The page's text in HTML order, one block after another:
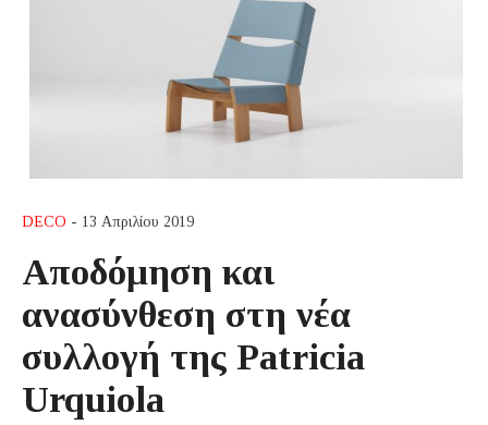
DECO - 13 Απριλίου 2019
Aποδόμηση και
ανασύνθεση στη νέα
συλλογή της Patricia
Urquiola